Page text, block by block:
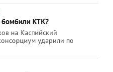
бомбили КТК?
на Каспийский
ударили по